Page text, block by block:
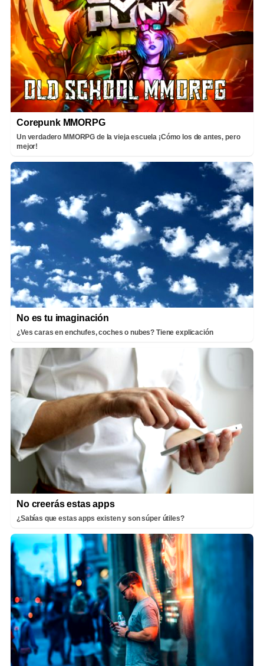
Corepunk MMORPG
Un verdadero MMORPG de la vieja escuela ¡Cómo los de antes, pero
mejor!
No es tu imaginación
¿Ves caras en enchufes, coches o nubes? Tiene explicación
No creerás estas apps
¿Sabías que estas apps existen y son súper útiles?